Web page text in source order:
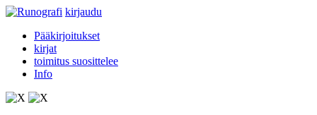
kirjaudu
Pääkirjoitukset
kirjat
toimitus suosittelee
Info